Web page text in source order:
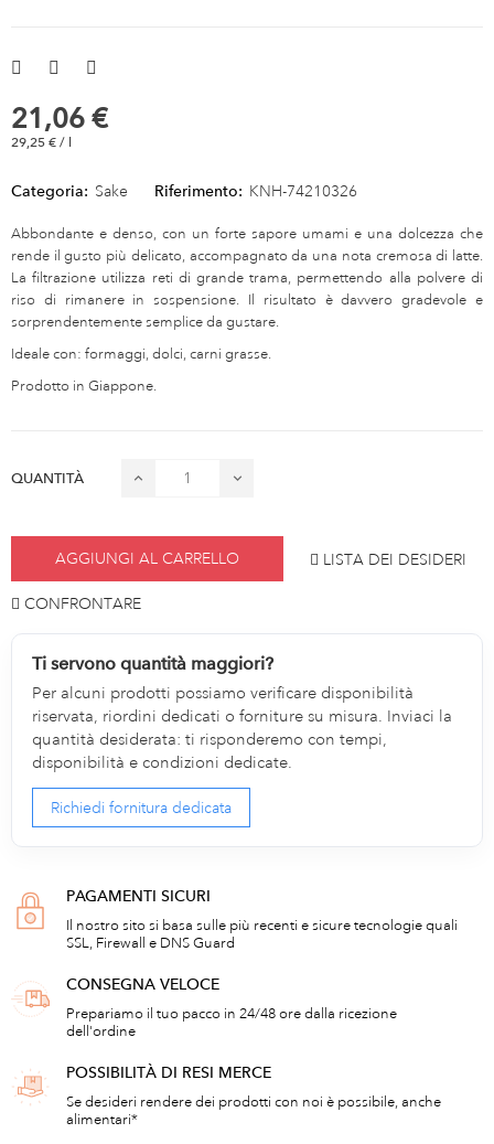
21,06 €
29,25 € / l
Categoria: Sake Riferimento: KNH-74210326
Abbondante e denso, con un forte sapore umami e una dolcezza che
rende il gusto più delicato, accompagnato da una nota cremosa di latte.
La filtrazione utilizza reti di grande trama, permettendo alla polvere di
riso di rimanere in sospensione. Il risultato è davvero gradevole e
sorprendentemente semplice da gustare.
Ideale con: formaggi, dolci, carni grasse.
Prodotto in Giappone.
QUANTITÀ
AGGIUNGI AL CARRELLO LISTA DEI DESIDERI
CONFRONTARE
Ti servono quantità maggiori?
Per alcuni prodotti possiamo verificare disponibilità
riservata, riordini dedicati o forniture su misura. Inviaci la
quantità desiderata: ti risponderemo con tempi,
disponibilità e condizioni dedicate.
Richiedi fornitura dedicata
PAGAMENTI SICURI
Il nostro sito si basa sulle più recenti e sicure tecnologie quali
SSL, Firewall e DNS Guard
CONSEGNA VELOCE
Prepariamo il tuo pacco in 24/48 ore dalla ricezione
dell'ordine
POSSIBILITÀ DI RESI MERCE
Se desideri rendere dei prodotti con noi è possibile, anche
alimentari*